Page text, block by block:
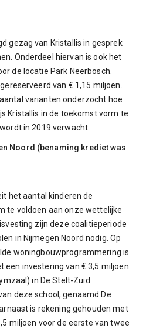
gezag van Kristallis in gesprek
Onderdeel hiervan is ook het
de locatie Park Neerbosch.
van € 1,15 miljoen.
varianten onderzocht hoe
Kristallis in de toekomst vorm te
in 2019 verwacht.
Noord (benaming krediet was
het aantal kinderen de
te voldoen aan onze wettelijke
zijn deze coalitieperiode
in Nijmegen Noord nodig. Op
woningbouwprogrammering is
een investering van € 3,5 miljoen
in De Stelt-Zuid.
deze school, genaamd De
is rekening gehouden met
miljoen voor de eerste van twee